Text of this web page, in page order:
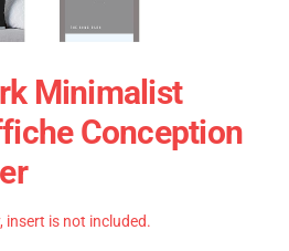
Minimalist
Conception
insert is not included.